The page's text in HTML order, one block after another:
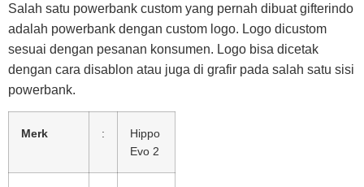
Salah satu powerbank custom yang pernah dibuat gifterindo
adalah powerbank dengan custom logo. Logo dicustom
sesuai dengan pesanan konsumen. Logo bisa dicetak
dengan cara disablon atau juga di grafir pada salah satu sisi
powerbank.
Merk :
Hippo
Evo 2